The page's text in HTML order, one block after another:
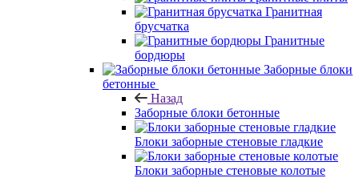
Гранитная
брусчатка
Гранитные
бордюры
Заборные блоки
бетонные
Назад
Заборные блоки бетонные
Блоки заборные стеновые гладкие
Блоки заборные стеновые колотые